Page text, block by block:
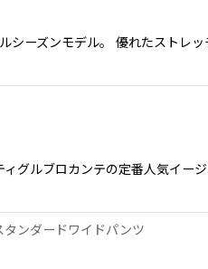
ーズンモデル。 優れたストレ
ルブロカンテの定番人気イー
ンダードワイドパンツ